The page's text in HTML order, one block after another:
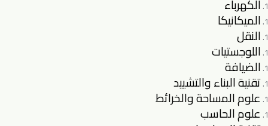
الكهرباء
الميكانيكا
النقل
اللوجستيات
الضيافة
تقنية البناء والتشييد
علوم المساحة والخرائط
علوم الحاسب